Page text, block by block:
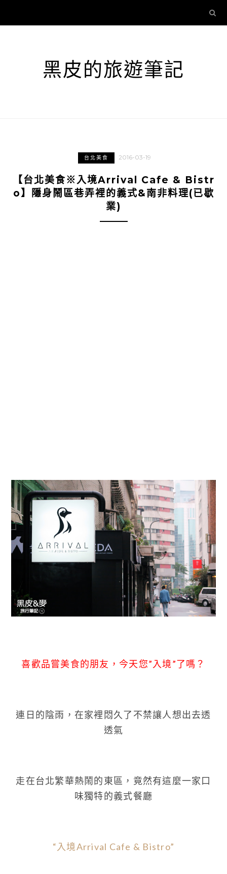
黑皮的旅遊筆記
台北美食 2016-03-19
【台北美食※入境Arrival Cafe & Bistr
o】隱身鬧區巷弄裡的義式&南非料理(已歇
業)
喜歡品嘗美食的朋友，今天您”入境”了嗎？
連日的陰雨，在家裡悶久了不禁讓人想出去透
透氣
走在台北繁華熱鬧的東區，竟然有這麼一家口
味獨特的義式餐廳
“入境Arrival Cafe & Bistro”